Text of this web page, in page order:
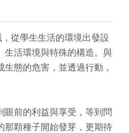
從學生生活的環境出發設
活環境與特殊的構造。與
態的危害，並透過行動，
前的利益與享受，等到問
那顆種子開始發芽，更期待